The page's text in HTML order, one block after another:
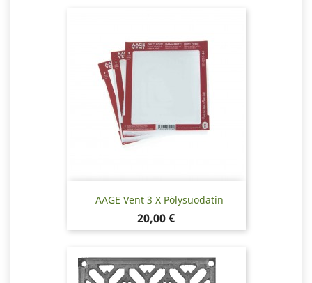
AAGE Vent 3 X Pölysuodatin
Hinta
20,00 €